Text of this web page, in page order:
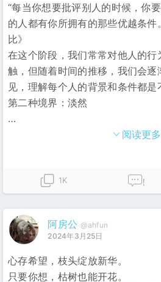
“每当你想要批评别人的时候，你
的人都有你所拥有的那些优越条
比》
在这个阶段，我们常常对他人的
触，但随着时间的推移，我们会逐
见，理解每个人的背景和条件都是
第二种境界：淡然
…
阅读更多
1K
!
阿房公 @ahfun
2024年3月25日
心存希望，枝头绽放新华。
只要你想，枯树也能开花。